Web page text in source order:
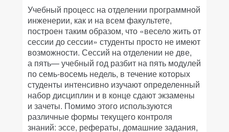
Учебный процесс на отделении программной
инженерии, как и на всем факультете,
построен таким образом, что «весело жить от
сессии до сессии» студенты просто не имеют
возможности. Сессий на отделении не две,
а пять— учебный год разбит на пять модулей
по семь-восемь недель, в течение которых
студенты интенсивно изучают определенный
набор дисциплин и в конце сдают экзамены
и зачеты. Помимо этого используются
различные формы текущего контроля
знаний: эссе, рефераты, домашние задания,